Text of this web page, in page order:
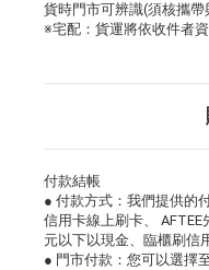
貨時門市可辨識(須核攜
※宅配：貨運將依收件者
付款結帳
● 付款方式：我們提供的
信用卡線上刷卡、
元以下以現金、臨櫃刷信
● 門市付款：您可以選擇